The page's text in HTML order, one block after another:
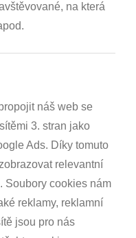
na která
náš web se
3. stran jako
Ads. Díky tomuto
relevantní
Soubory cookies nám
reklamy, reklamní
jsou pro nás